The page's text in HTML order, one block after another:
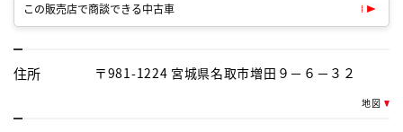
この販売店で商談できる中古車
住所 〒981-1224 宮城県名取市増田９－６－３２
地図